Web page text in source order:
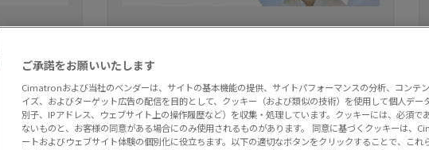
用し
チーム紹介：フレデリック・
ルブロン
2026-06-25
CimatronのCAMプロダクトオーナーであ
ご承諾をお願いいたします
Cimatronおよび当社のベンダーは、サイトの基本機能の提供、サイトパフォーマンスの分析、コンテ
イズ、およびターゲット広告の配信を目的として、クッキー（および類似の技術）を使用して個人デー
別子、IPアドレス、ウェブサイト上の操作履歴など）を収集・処理しています。クッキーには、必須で
ないものと、お客様の同意がある場合にのみ使用されるものがあります。 同意に基づくクッキーは、
ートおよびウェブサイト体験の個別化に役立ちます。以下の適切なボタンをクリックすることで、これ